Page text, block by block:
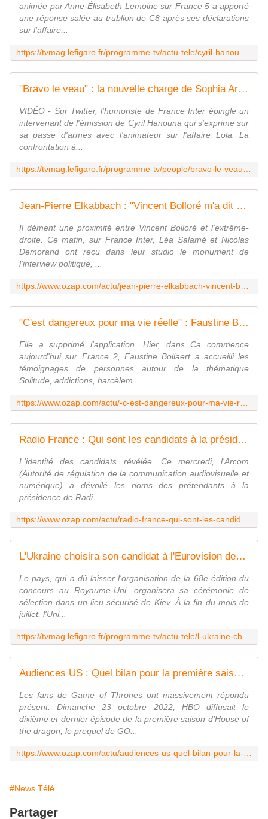
animée par Anne-Élisabeth Lemoine sur France 5 a apporté
une réponse salée au trublion de C8 après ses déclarations
sur l'affaire...
"Bravo le veau" : la nouvelle charge de Sophia Aram contre "Touche pas à mon poste!"
VIDÉO - Sur Twitter, l'humoriste de France Inter épingle un
intervenant de l'émission de Cyril Hanouna qui s'exprime sur
sa passe d'armes avec l'animateur sur l'affaire Lola. La
confrontation à...
Jean-Pierre Elkabbach : "Vincent Bolloré m'a dit qu'il ne voulait pas voir Eric Zemmour arriver au pouvoir"
Il dément une proximité entre Vincent Bolloré et l'extrême-
droite. Ce matin, sur France Inter, Léa Salamé et Nicolas
Demorand ont reçu dans leur studio le monument de
l'interview politique, ...
"C'est dangereux pour ma vie réelle" : Faustine Bollaert dézingue TikTok sur France 2
Elle a supprimé l'application. Hier, dans Ca commence
aujourd'hui sur France 2, Faustine Bollaert a accueilli les
témoignages de personnes autour de la thématique
Solitude, addictions, harcèlem...
Radio France : Qui sont les candidats à la présidence de la Maison ronde ?
L'identité des candidats révélée. Ce mercredi, l'Arcom
(Autorité de régulation de la communication audiovisuelle et
numérique) a dévoilé les noms des prétendants à la
présidence de Radi...
L'Ukraine choisira son candidat à l'Eurovision depuis un abri anti-aérien
Le pays, qui a dû laisser l'organisation de la 68e édition du
concours au Royaume-Uni, organisera sa cérémonie de
sélection dans un lieu sécurisé de Kiev. À la fin du mois de
juillet, l'Uni...
Audiences US : Quel bilan pour la première saison d'"House of the dragon", le prequel de "Game of Thrones" ?
Les fans de Game of Thrones ont massivement répondu
présent. Dimanche 23 octobre 2022, HBO diffusait le
dixième et dernier épisode de la première saison d'House of
the dragon, le prequel de GO...
#News Télé
Partager